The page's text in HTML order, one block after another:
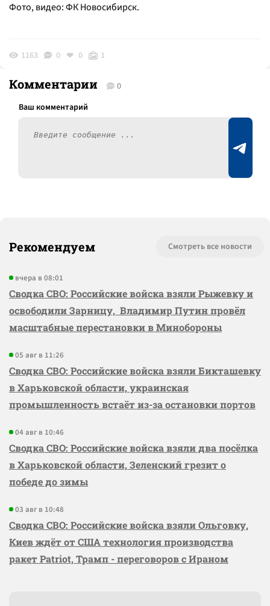
Фото, видео: ФК Новосибирск.
1163 0 0 1
Комментарии 0
Рекомендуем Смотреть все новости
вчера в 08:01
Сводка СВО: Российские войска взяли Рыжевку и
освободили Зарницу, Владимир Путин провёл
масштабные перестановки в Минобороны
05 авг в 11:26
Сводка СВО: Российские войска взяли Бикташевку
в Харьковской области, украинская
промышленность встаёт из-за остановки портов
04 авг в 10:46
Сводка СВО: Российские войска взяли два посёлка
в Харьковской области, Зеленский грезит о
победе до зимы
03 авг в 10:48
Сводка СВО: Российские войска взяли Ольговку,
Киев ждёт от США технология производства
ракет Patriot, Трамп - переговоров с Ираном